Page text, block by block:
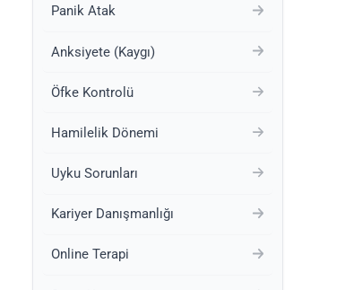
Panik Atak
Anksiyete (Kaygı)
Öfke Kontrolü
Hamilelik Dönemi
Uyku Sorunları
Kariyer Danışmanlığı
Online Terapi